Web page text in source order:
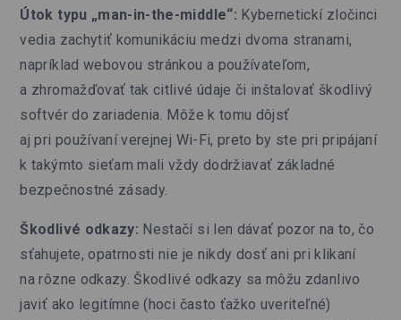
Útok typu „man-in-the-middle“: Kybernetickí zločinci
vedia zachytiť komunikáciu medzi dvoma stranami,
napríklad webovou stránkou a používateľom,
a zhromažďovať tak citlivé údaje či inštalovať škodlivý
softvér do zariadenia. Môže k tomu dôjsť
aj pri používaní verejnej Wi-Fi, preto by ste pri pripájaní
k takýmto sieťam mali vždy dodržiavať základné
bezpečnostné zásady.
Škodlivé odkazy: Nestačí si len dávať pozor na to, čo
sťahujete, opatrnosti nie je nikdy dosť ani pri klikaní
na rôzne odkazy. Škodlivé odkazy sa môžu zdanlivo
javiť ako legitímne (hoci často ťažko uveriteľné)